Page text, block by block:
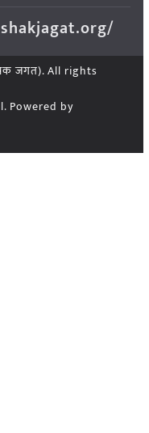
जगत). All rights
Powered by